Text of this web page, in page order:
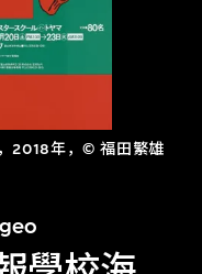
2018年，© 福田繁雄
一世纪视觉